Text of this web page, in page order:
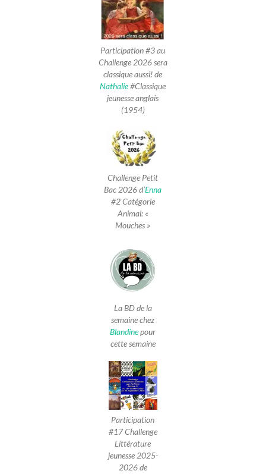
Participation #3 au
Challenge 2026 sera
classique aussi! de
Nathalie#Classique
jeunesse anglais
(1954)
Challenge Petit
Bac 2026 d’Enna
#2 Catégorie
Animal: «
Mouches »
La BD de la
semaine chez
Blandinepour
cette semaine
Participation
#17 Challenge
Littérature
jeunesse 2025-
2026 de